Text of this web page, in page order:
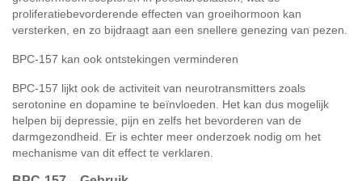
proliferatiebevorderende effecten van groeihormoon kan
versterken, en zo bijdraagt aan een snellere genezing van pezen.
BPC-157 kan ook ontstekingen verminderen
BPC-157 lijkt ook de activiteit van neurotransmitters zoals
serotonine en dopamine te beïnvloeden. Het kan dus mogelijk
helpen bij depressie, pijn en zelfs het bevorderen van de
darmgezondheid. Er is echter meer onderzoek nodig om het
mechanisme van dit effect te verklaren.